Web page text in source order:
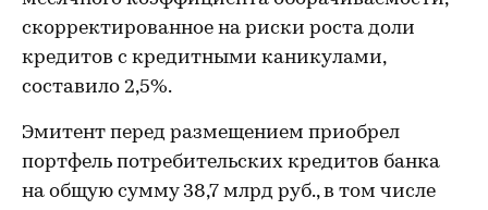
скорректированное на риски роста доли
кредитов с кредитными каникулами,
составило 2,5%.
Эмитент перед размещением приобрел
портфель потребительских кредитов банка
на общую сумму 38,7 млрд руб., в том числе